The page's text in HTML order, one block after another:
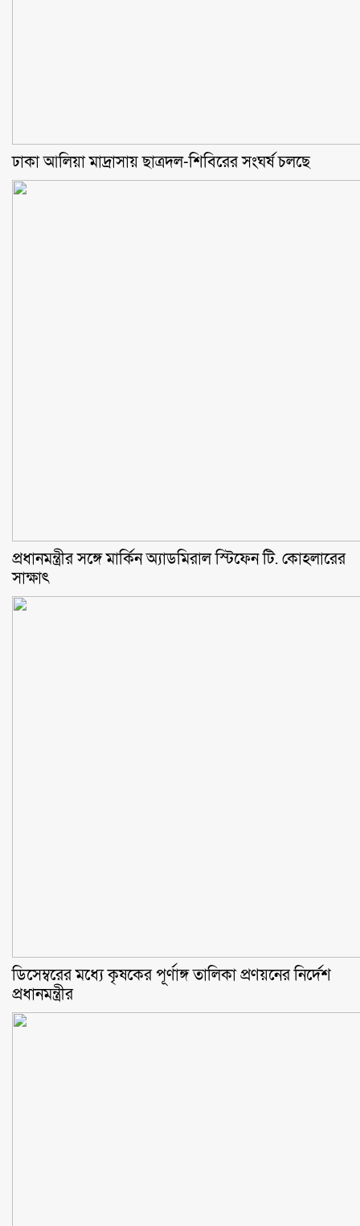
ঢাকা আলিয়া মাদ্রাসায় ছাত্রদল-শিবিরের সংঘর্ষ চলছে
প্রধানমন্ত্রীর সঙ্গে মার্কিন অ্যাডমিরাল স্টিফেন টি. কোহলারের
সাক্ষাৎ
ডিসেম্বরের মধ্যে কৃষকের পূর্ণাঙ্গ তালিকা প্রণয়নের নির্দেশ
প্রধানমন্ত্রীর